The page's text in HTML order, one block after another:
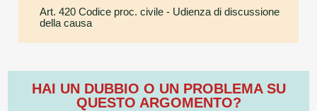
Art. 420 Codice proc. civile - Udienza di discussione
della causa
HAI UN DUBBIO O UN PROBLEMA SU
QUESTO ARGOMENTO?